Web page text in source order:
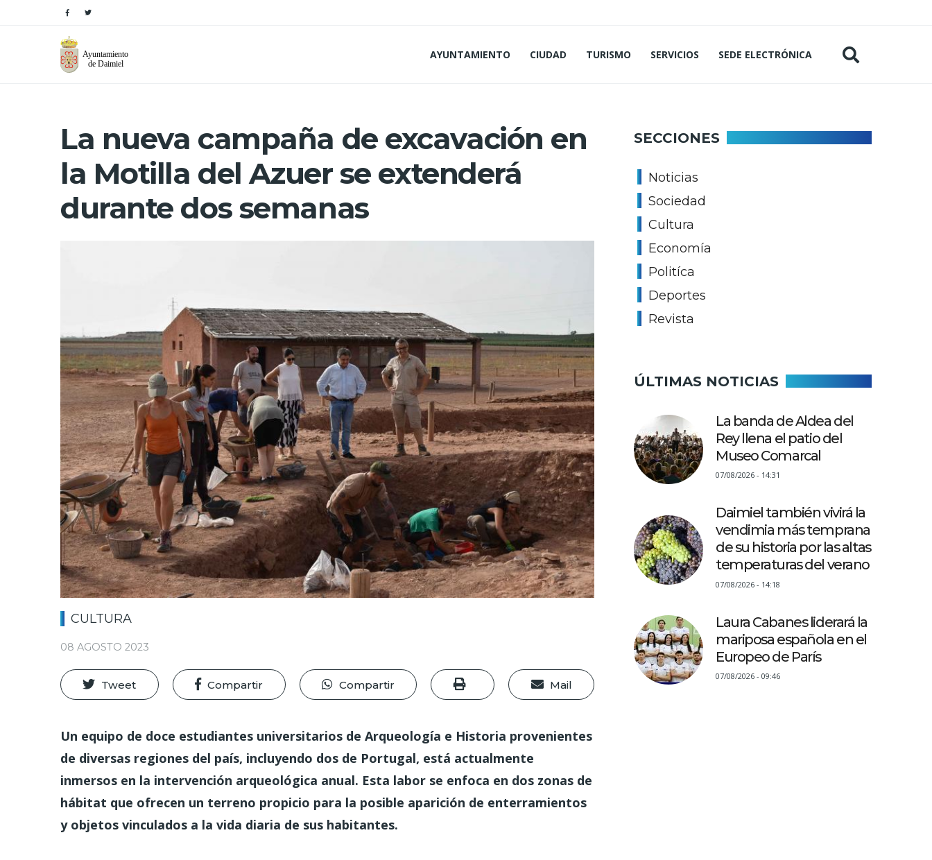
AYUNTAMIENTO CIUDAD TURISMO SERVICIOS SEDE ELECTRÓNICA
La nueva campaña de excavación en
la Motilla del Azuer se extenderá
durante dos semanas
CULTURA
08 AGOSTO 2023
Tweet Compartir Compartir Mail
Un equipo de doce estudiantes universitarios de Arqueología e Historia provenientes
de diversas regiones del país, incluyendo dos de Portugal, está actualmente
inmersos en la intervención arqueológica anual. Esta labor se enfoca en dos zonas de
hábitat que ofrecen un terreno propicio para la posible aparición de enterramientos
y objetos vinculados a la vida diaria de sus habitantes.
SECCIONES
Noticias
Sociedad
Cultura
Economía
Politíca
Deportes
Revista
ÚLTIMAS NOTICIAS
La banda de Aldea del
Rey llena el patio del
Museo Comarcal
07/08/2026 - 14:31
Daimiel también vivirá la
vendimia más temprana
de su historia por las altas
temperaturas del verano
07/08/2026 - 14:18
Laura Cabanes liderará la
mariposa española en el
Europeo de París
07/08/2026 - 09:46